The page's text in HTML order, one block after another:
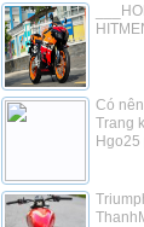
Có
Trang
Hgo25